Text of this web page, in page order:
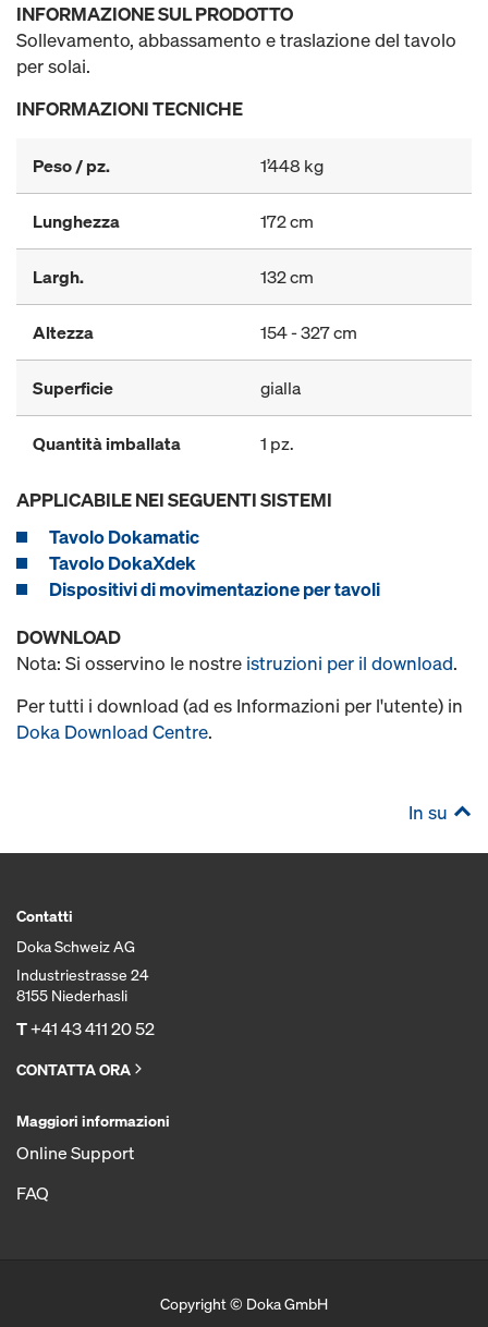
INFORMAZIONE SUL PRODOTTO
Sollevamento, abbassamento e traslazione del tavolo
per solai.
INFORMAZIONI TECNICHE
Peso / pz. 1’448 kg
Lunghezza 172 cm
Largh. 132 cm
Altezza 154 - 327 cm
Superficie gialla
Quantità imballata 1 pz.
APPLICABILE NEI SEGUENTI SISTEMI
Tavolo Dokamatic
Tavolo DokaXdek
Dispositivi di movimentazione per tavoli
DOWNLOAD
Nota: Si osservino le nostre istruzioni per il download.
Per tutti i download (ad es Informazioni per l'utente) in
Doka Download Centre.
In su
Contatti
Doka Schweiz AG
Industriestrasse 24
8155 Niederhasli
T+41 43 411 20 52
CONTATTA ORA
Maggiori informazioni
Online Support
FAQ
Copyright © Doka GmbH